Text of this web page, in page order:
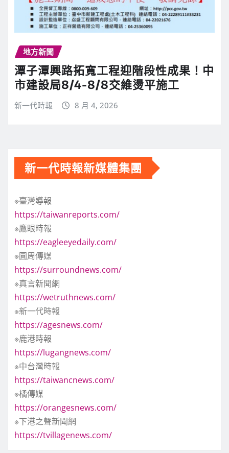
地方新聞
潭子潭興路拓寬工程迎階段性成果！中
市建設局8/4-8/8交維燙平施工
新一代時報 8 月 4, 2026
新一代時報新媒體集團
※臺灣導報
https://taiwanreports.com/
※鷹眼時報
https://eagleeyedaily.com/
※圓周傳媒
https://surroundnews.com/
※真言新聞網
https://wetruthnews.com/
※新一代時報
https://agesnews.com/
※鹿港時報
https://lugangnews.com/
※中台灣時報
https://taiwancnews.com/
※橘傳媒
https://orangesnews.com/
※下港之聲新聞網
https://tvillagenews.com/